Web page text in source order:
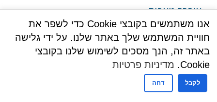
אופרה מאפים
בתי מאפה וקונדיטוריות
למידע נוסף
אנו משתמשים בקובצי Cookie כדי לשפר את
חוויית המשתמש שלך באתר שלנו. על ידי גלישה
באתר זה, הנך מסכים לשימוש שלנו בקובצי
Cookie.
מדיניות פרטיות
לקבל דחה